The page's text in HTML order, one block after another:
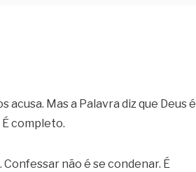
acusa. Mas a Palavra diz que Deus é
É completo.
Confessar não é se condenar. É